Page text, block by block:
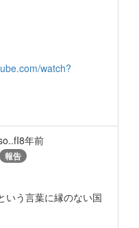
watch?
8年前
報告
いう言葉に縁のない国